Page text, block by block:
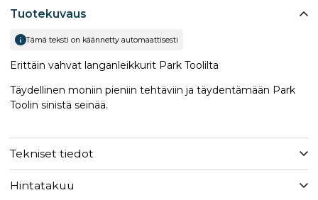
Tuotekuvaus
Tämä teksti on käännetty automaattisesti
Erittäin vahvat langanleikkurit Park Toolilta
Täydellinen moniin pieniin tehtäviin ja täydentämään Park
Toolin sinistä seinää.
Tekniset tiedot
Hintatakuu